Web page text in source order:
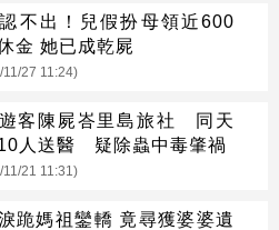
不出！兒假扮母領近600
金 她已成乾屍
27 11:24)
客陳屍峇里島旅社 同天
人送醫 疑除蟲中毒肇禍
21 11:31)
跪媽祖鑾轎 竟尋獲婆婆遺